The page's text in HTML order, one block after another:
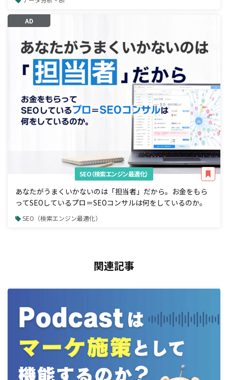
AD
SEO（検索エンジン最適化）
あなたがうまくいかないのは「担当者」だから。お金をもら
ってSEOしているプロ＝SEOコンサルは何をしているのか。
SEO（検索エンジン最適化）
関連記事